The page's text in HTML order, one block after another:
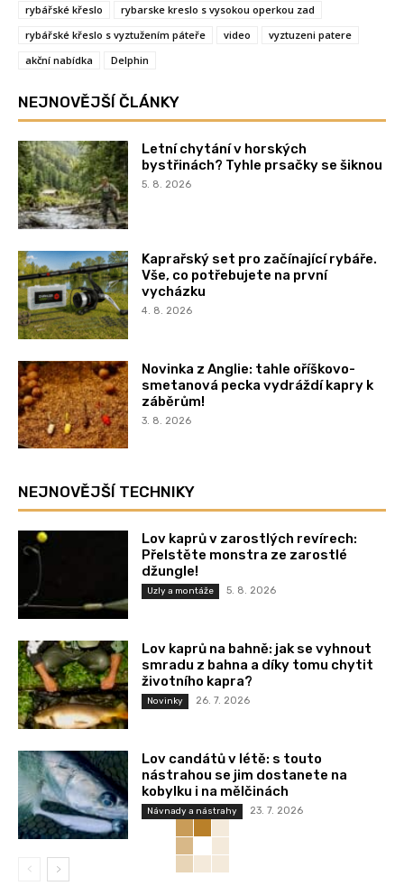
rybářské křeslo
rybarske kreslo s vysokou operkou zad
rybářské křeslo s vyztužením páteře
video
vyztuzeni patere
akční nabídka
Delphin
NEJNOVĚJŠÍ ČLÁNKY
Letní chytání v horských
bystřinách? Tyhle prsačky se šiknou
5. 8. 2026
Kaprařský set pro začínající rybáře.
Vše, co potřebujete na první
vycházku
4. 8. 2026
Novinka z Anglie: tahle oříškovo-
smetanová pecka vydráždí kapry k
záběrům!
3. 8. 2026
NEJNOVĚJŠÍ TECHNIKY
Lov kaprů v zarostlých revírech:
Přelstěte monstra ze zarostlé
džungle!
Uzly a montáže 5. 8. 2026
Lov kaprů na bahně: jak se vyhnout
smradu z bahna a díky tomu chytit
životního kapra?
Novinky 26. 7. 2026
Lov candátů v létě: s touto
nástrahou se jim dostanete na
kobylku i na mělčinách
Návnady a nástrahy 23. 7. 2026